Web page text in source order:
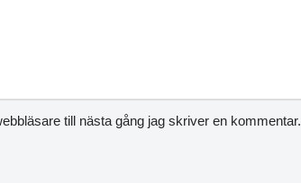
till nästa gång jag skriver en kommentar.